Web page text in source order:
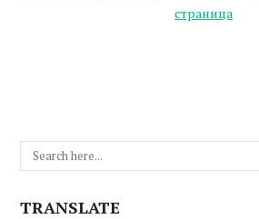
страница
TRANSLATE